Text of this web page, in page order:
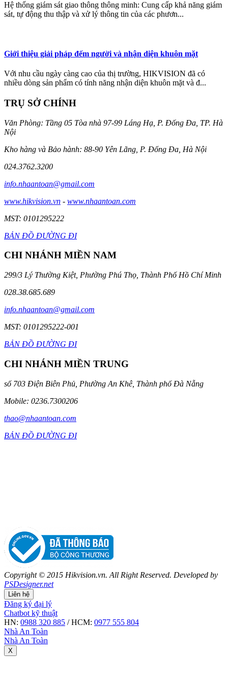
Hệ thống giám sát giao thông thông minh: Cung cấp khả năng giám
sát, tự động thu thập và xử lý thông tin của các phươn...
Giới thiệu giải pháp đếm người và nhận diện khuôn mặt
Với nhu cầu ngày càng cao của thị trường, HIKVISION đã có
nhiều dòng sản phẩm có tính năng nhận diện khuôn mặt và đ...
TRỤ SỞ CHÍNH
Văn Phòng: Tầng 05 Tòa nhà 97-99 Láng Hạ, P. Đống Đa, TP. Hà
Nội
Kho hàng và Bảo hành: 88-90 Yên Lãng, P. Đống Đa, Hà Nội
024.3762.3200
info.nhaantoan@gmail.com
www.hikvision.vn - www.nhaantoan.com
MST: 0101295222
BẢN ĐỒ ĐƯỜNG ĐI
CHI NHÁNH MIỀN NAM
299/3 Lý Thường Kiệt, Phường Phú Thọ, Thành Phố Hồ Chí Minh
028.38.685.689
info.nhaantoan@gmail.com
MST: 0101295222-001
BẢN ĐỒ ĐƯỜNG ĐI
CHI NHÁNH MIỀN TRUNG
số 703 Điện Biên Phủ, Phường An Khê, Thành phố Đà Nẵng
Mobile: 0236.7300206
thao@nhaantoan.com
BẢN ĐỒ ĐƯỜNG ĐI
Copyright © 2015 Hikvision.vn. All Right Reserved. Developed by
PSDesigner.net
Liên hệ
Đăng ký đại lý
Chatbot kỹ thuật
HN: 0988 320 885 / HCM: 0977 555 804
Nhà An Toàn
Nhà An Toàn
X